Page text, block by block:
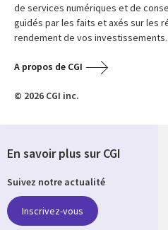
de services numériques et de
guidés par les faits et axés sur les
rendement de vos investissements.
A propos de CGI
© 2026 CGI inc.
En savoir plus sur CGI
Suivez notre actualité
Inscrivez-vous